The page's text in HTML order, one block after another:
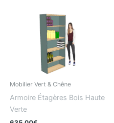
Mobilier Vert & Chêne
Armoire Étagères Bois Haute
Verte